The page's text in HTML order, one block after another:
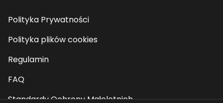
Polityka Prywatności
Polityka plików cookies
Regulamin
FAQ
Standardy Ochrony Małoletnich